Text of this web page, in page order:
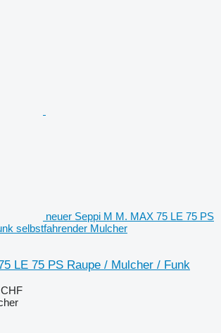
neuer Seppi M M. MAX 75 LE 75 PS
selbstfahrender Mulcher
LE 75 PS Raupe / Mulcher / Funk